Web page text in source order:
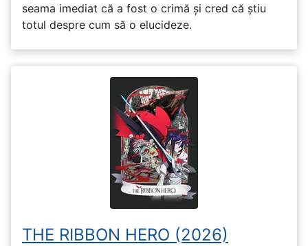
seama imediat că a fost o crimă și cred că știu
totul despre cum să o elucideze.
THE RIBBON HERO (2026)